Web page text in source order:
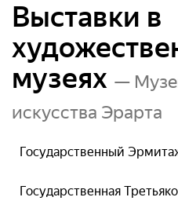
Выставки в
музеях —
искусства Эрарта
Государственный
Государственная